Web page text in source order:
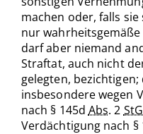
machen oder, falls
nur wahrheitsgemäße
darf aber niemand
Straftat, auch nicht
gelegten,
insbesondere wegen
nach § 145d Abs. 2
Verdächtigung nach §